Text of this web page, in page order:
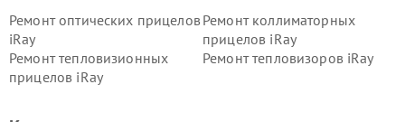
Ремонт оптических прицелов
iRay
Ремонт коллиматорных
прицелов iRay
Ремонт тепловизионных
прицелов iRay
Ремонт тепловизоров iRay